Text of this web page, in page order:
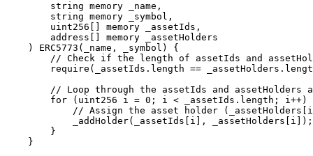
        string memory _name,
        string memory _symbol,
        uint256[] memory _assetIds,
        address[] memory _assetHolders
    ) ERC5773(_name, _symbol) {
// Check if the length of assetIds and
require(_assetIds.length ==
// Loop through the assetIds and assetHolders
for (uint256 i = 0; i < _assetIds.length; i++)
// Assign the asset holder
            _addHolder(_assetIds[i], _assetHolders[i]);
        }
    }